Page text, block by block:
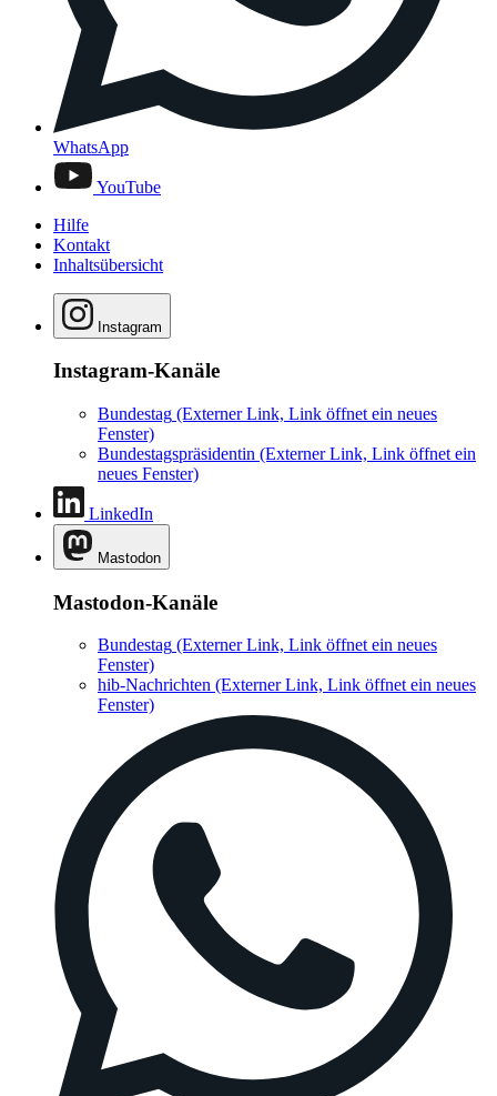
WhatsApp
YouTube
Hilfe
Kontakt
Inhaltsübersicht
Instagram
Instagram-Kanäle
Bundestag (Externer Link, Link öffnet ein neues
Fenster)
Bundestagspräsidentin (Externer Link, Link öffnet ein
neues Fenster)
LinkedIn
Mastodon
Mastodon-Kanäle
Bundestag (Externer Link, Link öffnet ein neues
Fenster)
hib-Nachrichten (Externer Link, Link öffnet ein neues
Fenster)